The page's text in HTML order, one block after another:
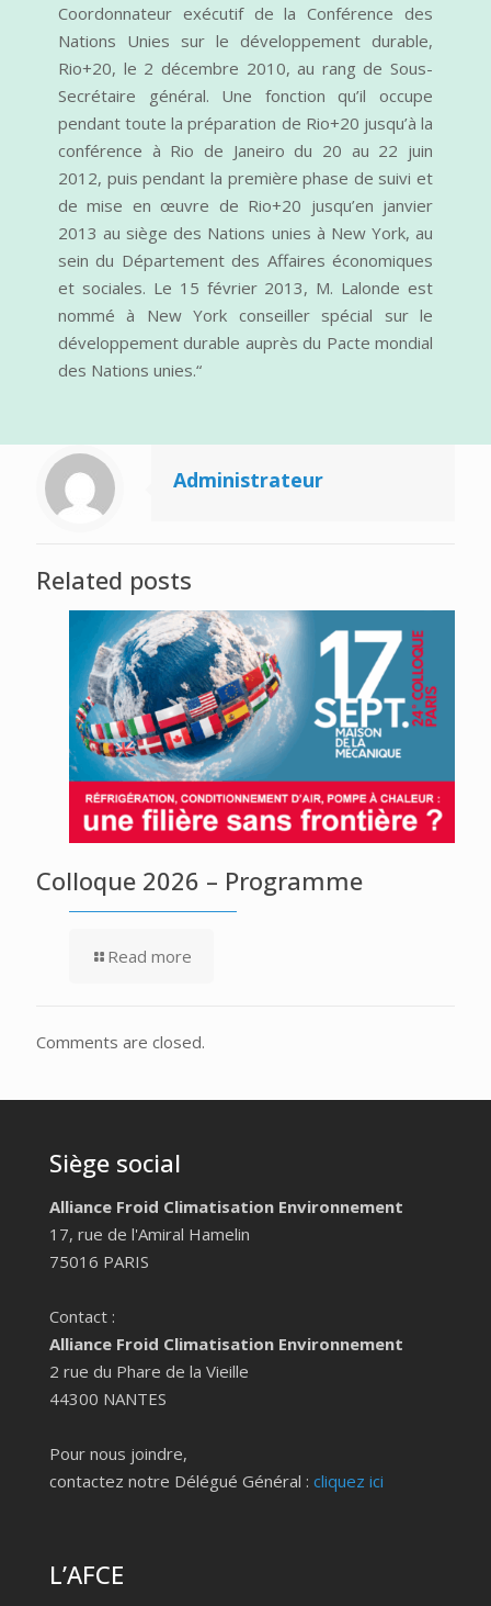
Coordonnateur exécutif de la Conférence des
Nations Unies sur le développement durable,
Rio+20, le 2 décembre 2010, au rang de Sous-
Secrétaire général. Une fonction qu’il occupe
pendant toute la préparation de Rio+20 jusqu’à la
conférence à Rio de Janeiro du 20 au 22 juin
2012, puis pendant la première phase de suivi et
de mise en œuvre de Rio+20 jusqu’en janvier
2013 au siège des Nations unies à New York, au
sein du Département des Affaires économiques
et sociales. Le 15 février 2013, M. Lalonde est
nommé à New York conseiller spécial sur le
développement durable auprès du Pacte mondial
des Nations unies.“
Administrateur
Related posts
Colloque 2026 – Programme
Read more
Comments are closed.
Siège social
Alliance Froid Climatisation Environnement
17, rue de l'Amiral Hamelin
75016 PARIS
Contact :
Alliance Froid Climatisation Environnement
2 rue du Phare de la Vieille
44300 NANTES
Pour nous joindre,
contactez notre Délégué Général : cliquez ici
L’AFCE